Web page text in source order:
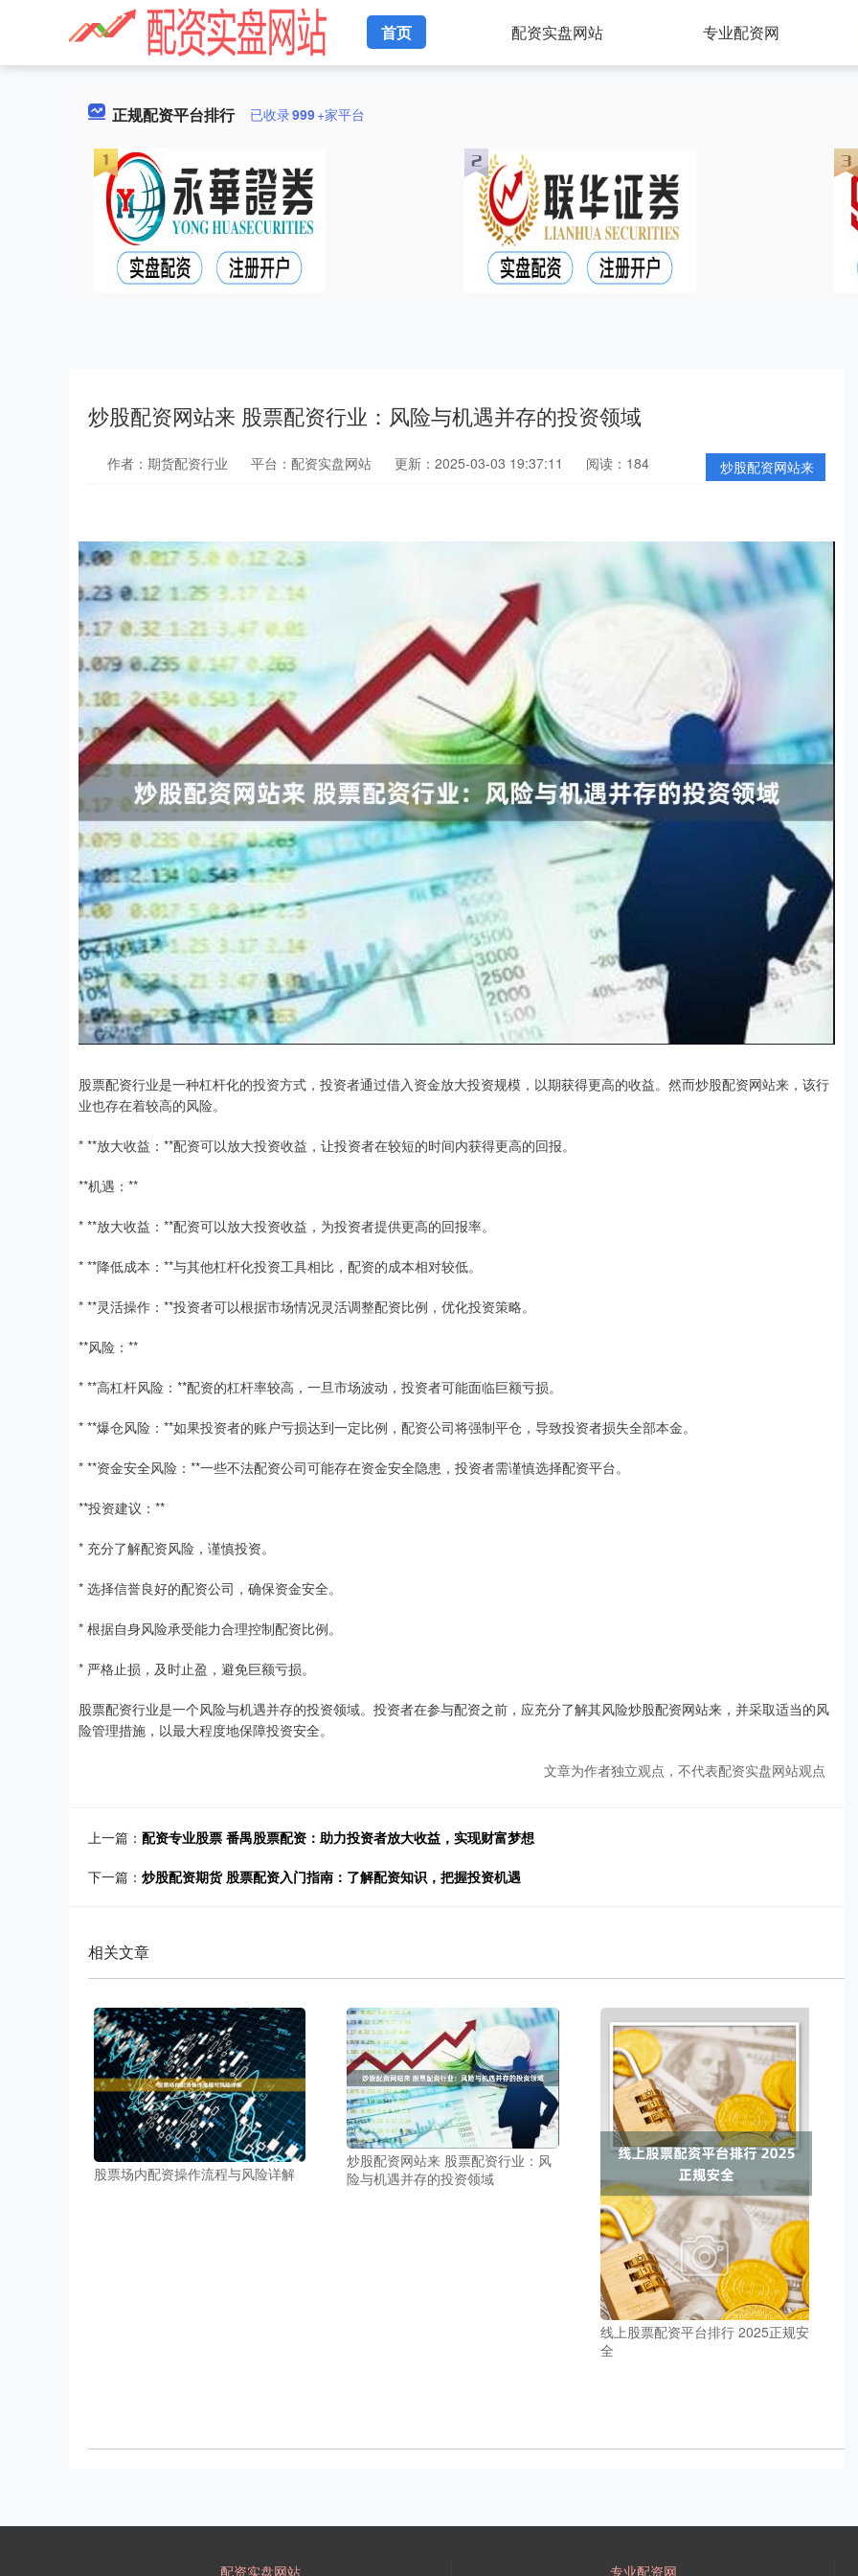
首页 配资实盘网站 专业配资网
正规配资平台排行 已收录999+家平台
炒股配资网站来 股票配资行业：风险与机遇并存的投资领域
炒股配资网站来
作者：期货配资行业 平台：配资实盘网站 更新：2025-03-03 19:37:11 阅读：184
股票配资行业是一种杠杆化的投资方式，投资者通过借入资金放大投资规模，以期获得更高的收益。然而炒股配资网站来，该行
业也存在着较高的风险。
* **放大收益：**配资可以放大投资收益，让投资者在较短的时间内获得更高的回报。
**机遇：**
* **放大收益：**配资可以放大投资收益，为投资者提供更高的回报率。
* **降低成本：**与其他杠杆化投资工具相比，配资的成本相对较低。
* **灵活操作：**投资者可以根据市场情况灵活调整配资比例，优化投资策略。
**风险：**
* **高杠杆风险：**配资的杠杆率较高，一旦市场波动，投资者可能面临巨额亏损。
* **爆仓风险：**如果投资者的账户亏损达到一定比例，配资公司将强制平仓，导致投资者损失全部本金。
* **资金安全风险：**一些不法配资公司可能存在资金安全隐患，投资者需谨慎选择配资平台。
**投资建议：**
* 充分了解配资风险，谨慎投资。
* 选择信誉良好的配资公司，确保资金安全。
* 根据自身风险承受能力合理控制配资比例。
* 严格止损，及时止盈，避免巨额亏损。
股票配资行业是一个风险与机遇并存的投资领域。投资者在参与配资之前，应充分了解其风险炒股配资网站来，并采取适当的风
险管理措施，以最大程度地保障投资安全。
文章为作者独立观点，不代表配资实盘网站观点
上一篇： 配资专业股票 番禺股票配资：助力投资者放大收益，实现财富梦想
下一篇： 炒股配资期货 股票配资入门指南：了解配资知识，把握投资机遇
相关文章
股票场内配资操作流程与风险详解
炒股配资网站来 股票配资行业：风
险与机遇并存的投资领域
线上股票配资平台排行 2025正规安
全
配资实盘网站 专业配资网